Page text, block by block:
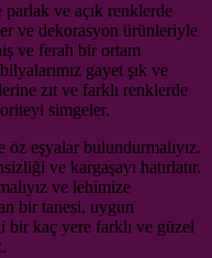
ve açık renklerde
ve dekorasyon ürünleriyle
ve ferah bir ortam
gayet şık ve
zıt ve farklı renklerde
simgeler.
eşyalar bulundurmalıyız.
ve kargaşayı hatırlatır.
ve lehimize
bir tanesi, uygun
bir kaç yere farklı ve güzel